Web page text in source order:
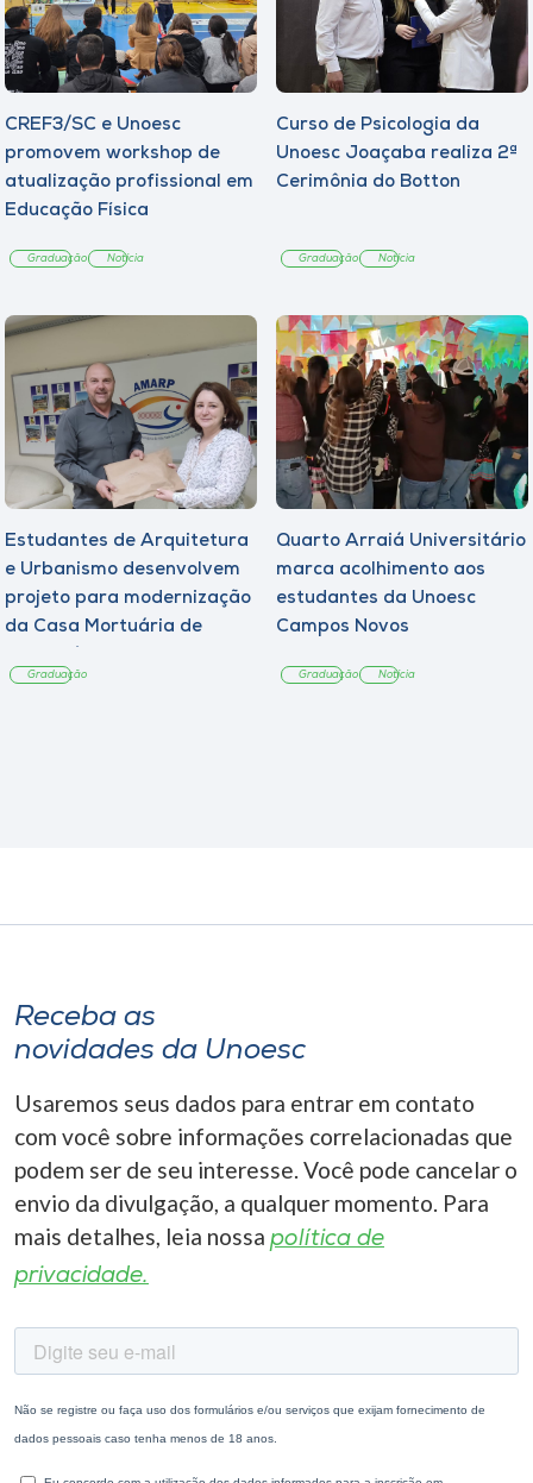
CREF3/SC e Unoesc
promovem workshop de
atualização profissional em
Educação Física
Graduação Notícia
Curso de Psicologia da
Unoesc Joaçaba realiza 2ª
Cerimônia do Botton
Graduação Notícia
Estudantes de Arquitetura
e Urbanismo desenvolvem
projeto para modernização
da Casa Mortuária de
Graduação
Quarto Arraiá Universitário
marca acolhimento aos
estudantes da Unoesc
Campos Novos
Graduação Notícia
Receba as
novidades da Unoesc
Usaremos seus dados para entrar em contato
com você sobre informações correlacionadas que
podem ser de seu interesse. Você pode cancelar o
envio da divulgação, a qualquer momento. Para
mais detalhes, leia nossa política de
privacidade.